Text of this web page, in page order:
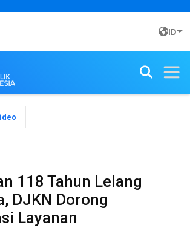
ID
118 Tahun Lelang
DJKN Dorong
Layanan